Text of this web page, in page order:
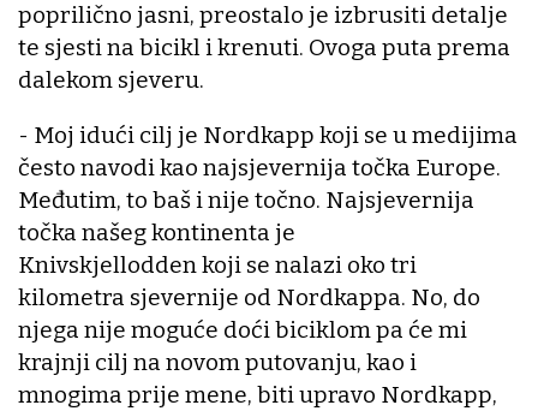
poprilično jasni, preostalo je izbrusiti detalje
te sjesti na bicikl i krenuti. Ovoga puta prema
dalekom sjeveru.
- Moj idući cilj je Nordkapp koji se u medijima
često navodi kao najsjevernija točka Europe.
Međutim, to baš i nije točno. Najsjevernija
točka našeg kontinenta je
Knivskjellodden koji se nalazi oko tri
kilometra sjevernije od Nordkappa. No, do
njega nije moguće doći biciklom pa će mi
krajnji cilj na novom putovanju, kao i
mnogima prije mene, biti upravo Nordkapp,